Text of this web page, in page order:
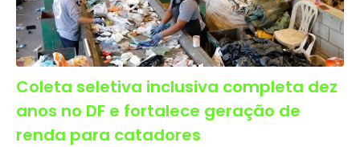
Coleta seletiva inclusiva completa dez
anos no DF e fortalece geração de
renda para catadores